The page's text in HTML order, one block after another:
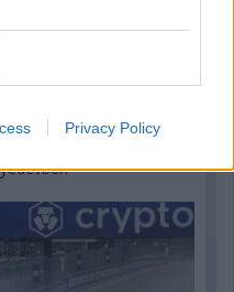
Privacy Policy